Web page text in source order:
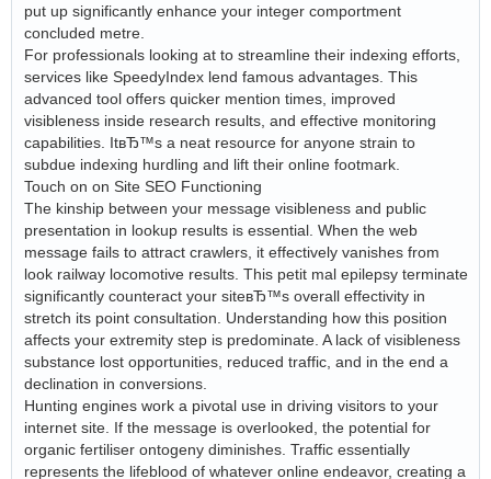
put up significantly enhance your integer comportment
concluded metre.
For professionals looking at to streamline their indexing efforts,
services like SpeedyIndex lend famous advantages. This
advanced tool offers quicker mention times, improved
visibleness inside research results, and effective monitoring
capabilities. ItвЂ™s a neat resource for anyone strain to
subdue indexing hurdling and lift their online footmark.
Touch on on Site SEO Functioning
The kinship between your message visibleness and public
presentation in lookup results is essential. When the web
message fails to attract crawlers, it effectively vanishes from
look railway locomotive results. This petit mal epilepsy terminate
significantly counteract your siteвЂ™s overall effectivity in
stretch its point consultation. Understanding how this position
affects your extremity step is predominate. A lack of visibleness
substance lost opportunities, reduced traffic, and in the end a
declination in conversions.
Hunting engines work a pivotal use in driving visitors to your
internet site. If the message is overlooked, the potential for
organic fertiliser ontogeny diminishes. Traffic essentially
represents the lifeblood of whatever online endeavor, creating a